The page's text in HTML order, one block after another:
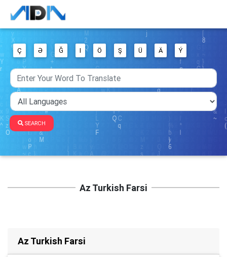
Ç Ə Ğ I Ö Ş Ü Ä Ý
SEARCH
Az Turkish Farsi
Az Turkish Farsi